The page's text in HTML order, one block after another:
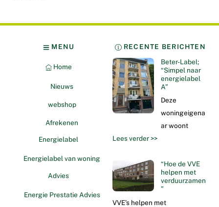
MENU
Home
Nieuws
webshop
Afrekenen
Energielabel
Energielabel van woning
Advies
Energie Prestatie Advies
RECENTE BERICHTEN
Beter-Label;
“Simpel naar
energielabel
A”
Deze
woningeigena
ar woont
Lees verder >>
“Hoe de VVE
helpen met
verduurzamen
”
VVE’s helpen met